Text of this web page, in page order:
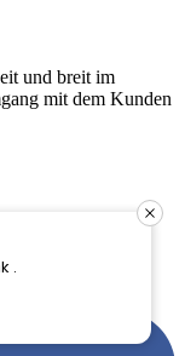
und breit im
mit dem Kunden
.